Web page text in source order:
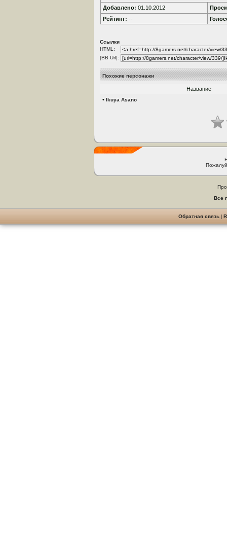
Добавлено: 01.10.2012
Рейтинг: --
Ссылки
HTML:
[BB Url]:
Похожие персонажи
Название
• Ikuya Asano
Все
Обратная связь